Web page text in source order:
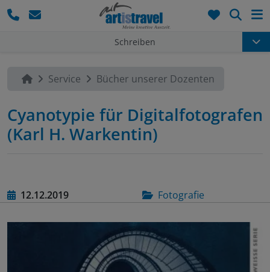
Schreiben
Service Bücher unserer Dozenten
Cyanotypie für Digitalfotografen
(Karl H. Warkentin)
12.12.2019 Fotografie